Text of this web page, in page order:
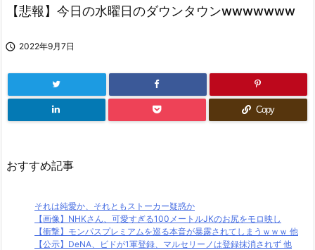
【悲報】今日の水曜日のダウンタウンwwwwwww
 2022年9月7日
Copy
おすすめ記事
それは純愛か、それともストーカー疑惑か
【画像】NHKさん、可愛すぎる100メートルJKのお尻をモロ映し
【衝撃】モンパスプレミアムを巡る本音が暴露されてしまうｗｗｗ 他
【公示】DeNA、ビドが1軍登録、マルセリーノは登録抹消されず 他